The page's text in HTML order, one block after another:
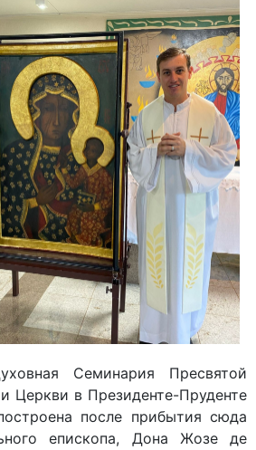
Семинария Пресвятой
Церкви в Президенте-Пруденте
после прибытия сюда
епископа, Дона Жозе де